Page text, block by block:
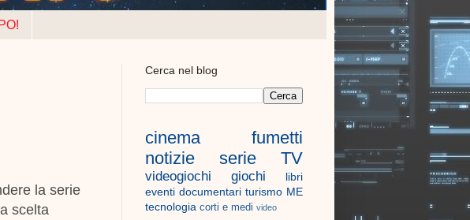
la serie
scelta
Cerca nel blog
cinema
fumetti
notizie
serie TV
videogiochi giochi
libri
eventi documentari turismo ME
tecnologia corti e medi video